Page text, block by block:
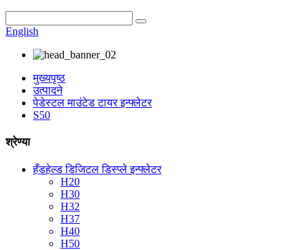
English
मुख्यपृष्ठ
उत्पादने
पेडेस्टल माउंटेड टायर इन्फ्लेटर
S50
श्रेण्या
हँडहेल्ड डिजिटल डिस्प्ले इन्फ्लेटर
H20
H30
H32
H37
H40
H50